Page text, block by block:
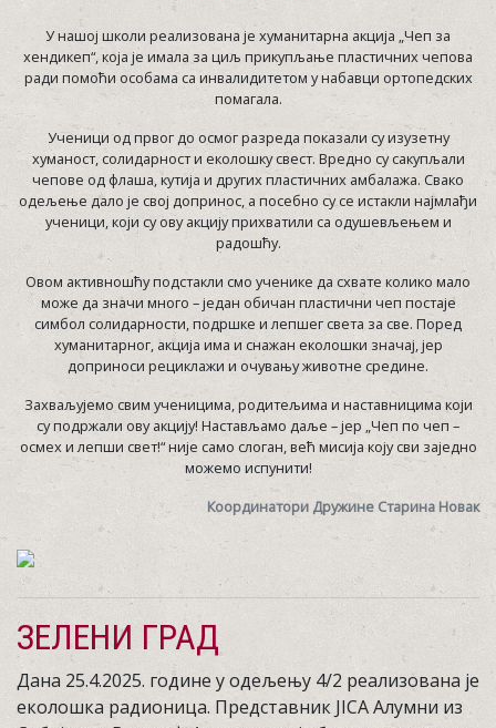
У нашој школи реализована је хуманитарна акција „Чеп за
хендикеп“, која је имала за циљ прикупљање пластичних чепова
ради помоћи особама са инвалидитетом у набавци ортопедских
помагала.
Ученици од првог до осмог разреда показали су изузетну
хуманост, солидарност и еколошку свест. Вредно су сакупљали
чепове од флаша, кутија и других пластичних амбалажа. Свако
одељење дало је свој допринос, а посебно су се истакли најмлађи
ученици, који су ову акцију прихватили са одушевљењем и
радошћу.
Овом активношћу подстакли смо ученике да схвате колико мало
може да значи много – један обичан пластични чеп постаје
симбол солидарности, подршке и лепшег света за све. Поред
хуманитарног, акција има и снажан еколошки значај, јер
доприноси рециклажи и очувању животне средине.
Захваљујемо свим ученицима, родитељима и наставницима који
су подржали ову акцију! Настављамо даље – јер „Чеп по чеп –
осмех и лепши свет!“ није само слоган, већ мисија коју сви заједно
можемо испунити!
Координатори Дружине Старина Новак
ЗЕЛЕНИ ГРАД
Дана 25.4.2025. године у одељењу 4/2 реализована је
еколошка радионица. Представник ЈICA Aлумни из